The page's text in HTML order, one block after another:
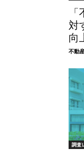
対
向
不動
調査